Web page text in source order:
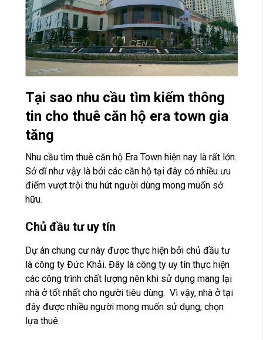
Tại sao nhu cầu tìm kiếm thông
tin cho thuê căn hộ era town gia
tăng
Nhu cầu tìm thuê căn hộ Era Town hiện nay là rất lớn.
Sở dĩ như vậy là bởi các căn hộ tại đây có nhiều ưu
điểm vượt trội thu hút người dùng mong muốn sở
hữu.
Chủ đầu tư uy tín
Dự án chung cư này được thực hiện bởi chủ đầu tư
là công ty Đức Khải. Đây là công ty uy tín thực hiện
các công trình chất lượng nên khi sử dụng mang lại
nhà ở tốt nhất cho người tiêu dùng. Vì vậy, nhà ở tại
đây được nhiều người mong muốn sử dụng, chọn
lựa thuê.